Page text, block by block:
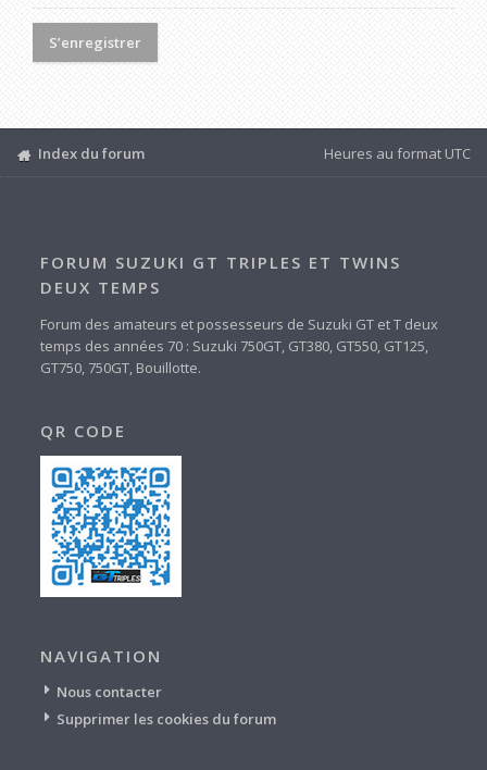
S’enregistrer
Index du forum Heures au format UTC
FORUM SUZUKI GT TRIPLES ET TWINS
DEUX TEMPS
Forum des amateurs et possesseurs de Suzuki GT et T deux
temps des années 70 : Suzuki 750GT, GT380, GT550, GT125,
GT750, 750GT, Bouillotte.
QR CODE
NAVIGATION
Nous contacter
Supprimer les cookies du forum